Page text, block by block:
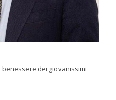
benessere dei giovanissimi